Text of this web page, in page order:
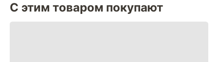
С этим товаром покупают